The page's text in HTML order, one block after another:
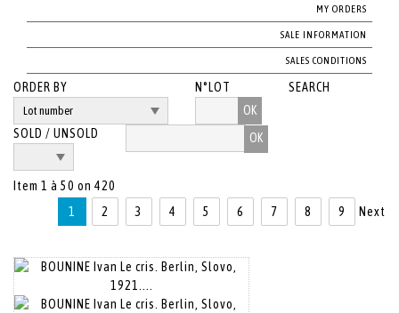
MY ORDERS
SALE INFORMATION
SALES CONDITIONS
ORDER BY
N°LOT
OK
SOLD / UNSOLD
SEARCH
Item 1 à 50 on 420
1
2 3 4 5 6 7 8 9 Next